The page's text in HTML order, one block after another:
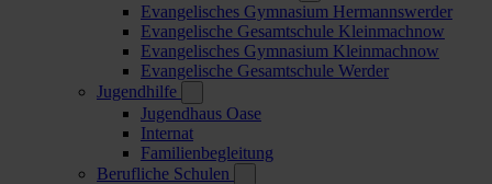
Evangelisches Gymnasium Hermannswerder
Evangelische Gesamtschule Kleinmachnow
Evangelisches Gymnasium Kleinmachnow
Evangelische Gesamtschule Werder
Jugendhilfe
Jugendhaus Oase
Internat
Familienbegleitung
Berufliche Schulen